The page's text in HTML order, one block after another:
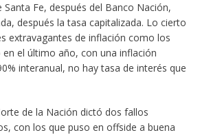
Fe, después del Banco Nación,
después la tasa capitalizada. Lo cierto
extravagantes de inflación como los
el último año, con una inflación
interanual, no hay tasa de interés que
de la Nación dictó dos fallos
con los que puso en offside a buena